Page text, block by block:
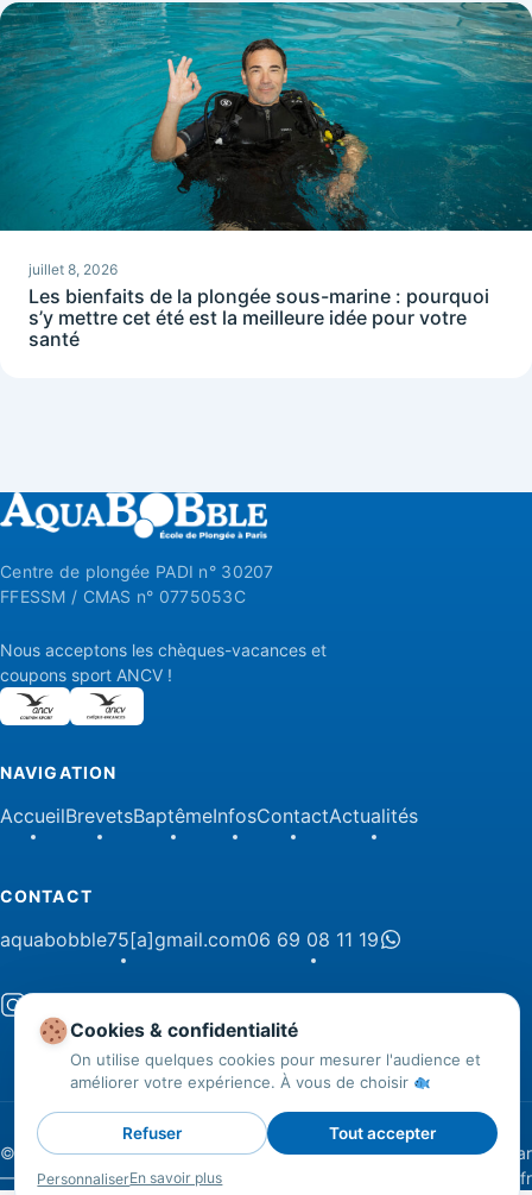
juillet 8, 2026
Les bienfaits de la plongée sous-marine : pourquoi
s’y mettre cet été est la meilleure idée pour votre
santé
Centre de plongée PADI n° 30207
FFESSM / CMAS n° 0775053C
Nous acceptons les chèques-vacances et
coupons sport ANCV !
NAVIGATION
AccueilBrevetsBaptêmeInfosContactActualités
CONTACT
aquabobble75[a]gmail.com06 69 08 11 19
© 2026 AquaBobble. Tous droits réservés
—
Mentions légales ·CGV
Site & SEO réalisé par
createur2site.fr
Cookies & confidentialité
On utilise quelques cookies pour mesurer l'audience et
améliorer votre expérience. À vous de choisir
Tout accepter
Refuser
PersonnaliserEn savoir plus